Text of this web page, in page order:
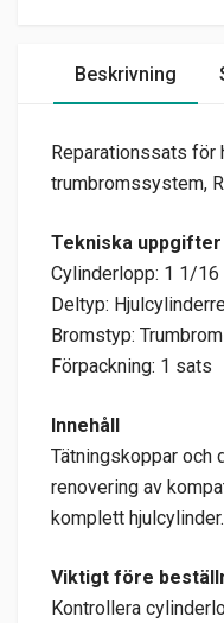
Beskrivning
Reparationssats för
trumbromssystem,
Tekniska uppgifter
Cylinderlopp: 1 1/
Deltyp:
Bromstyp:
Förpackning: 1 sats
Innehåll
Tätningskoppar och
renovering av
komplett hjulcylinder.
Viktigt före
Kontrollera